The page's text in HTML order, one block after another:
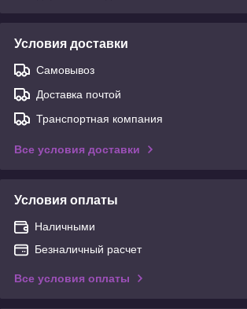
Условия доставки
Самовывоз
Доставка почтой
Транспортная компания
Все условия доставки
Условия оплаты
Наличными
Безналичный расчет
Все условия оплаты